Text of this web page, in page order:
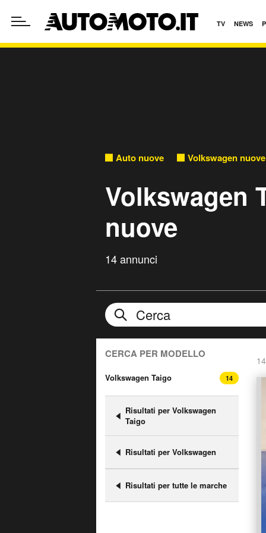
TV NEWS
Auto nuove Volkswagen nuove
Volkswagen
nuove
14 annunci
CERCA PER MODELLO
Volkswagen Taigo 14
Risultati per Volkswagen
Taigo
Risultati per Volkswagen
Risultati per tutte le marche